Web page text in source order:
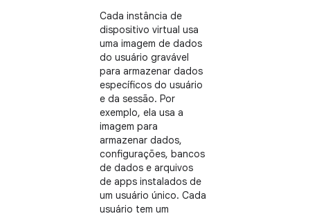
Cada instância de
dispositivo virtual usa
uma imagem de dados
do usuário gravável
para armazenar dados
específicos do usuário
e da sessão. Por
exemplo, ela usa a
imagem para
armazenar dados,
configurações, bancos
de dados e arquivos
de apps instalados de
um usuário único. Cada
usuário tem um